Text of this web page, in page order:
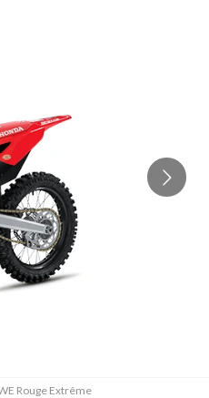
Rouge Extrême